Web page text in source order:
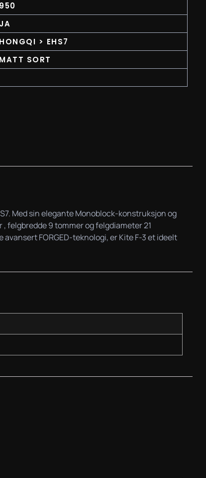
950
JA
HONGQI > EHS7
MATT SORT
Med sin elegante Monoblock-konstruksjon og
felgbredde 9 tommer og felgdiameter 21
FORGED-teknologi, er Kite F-3 et ideelt